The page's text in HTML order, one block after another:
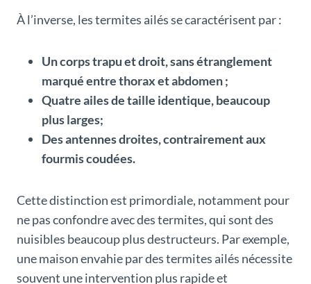
À l’inverse, les termites ailés se caractérisent par :
Un corps trapu et droit, sans étranglement
marqué entre thorax et abdomen ;
Quatre ailes de taille identique, beaucoup
plus larges;
Des antennes droites, contrairement aux
fourmis coudées.
Cette distinction est primordiale, notamment pour
ne pas confondre avec des termites, qui sont des
nuisibles beaucoup plus destructeurs. Par exemple,
une maison envahie par des termites ailés nécessite
souvent une intervention plus rapide et